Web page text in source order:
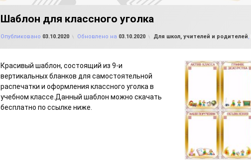
Шаблон для классного уголка
Опубликовано 03.10.2020 Обновлено на 03.10.2020 Рубрики:
Для школ, учителей и родителей,
Красивый шаблон, состоящий из 9-и
вертикальных бланков для самостоятельной
распечатки и оформления классного уголка в
учебном классе.Данный шаблон можно скачать
бесплатно по ссылке ниже.